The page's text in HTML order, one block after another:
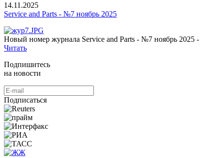
14.11.2025
Service and Parts - №7 ноябрь 2025
Новый номер журнала Service and Parts - №7 ноябрь 2025 -
Читать
Подпишитесь
на новости
Подписаться